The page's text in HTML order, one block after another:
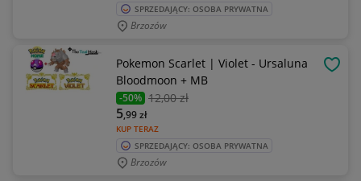
SPRZEDAJĄCY: OSOBA PRYWATNA
Brzozów
Pokemon Scarlet | Violet - Ursaluna
Bloodmoon + MB
-50% 12,00 zł
KUP TERAZ
5,99zł
SPRZEDAJĄCY: OSOBA PRYWATNA
Brzozów